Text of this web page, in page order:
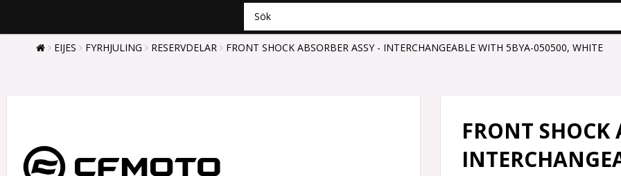
EIJES FYRHJULING RESERVDELAR FRONT SHOCK ABSORBER ASSY - INTERCHANGEABLE WITH 5BYA-050500, WHITE
FRONT SHOCK